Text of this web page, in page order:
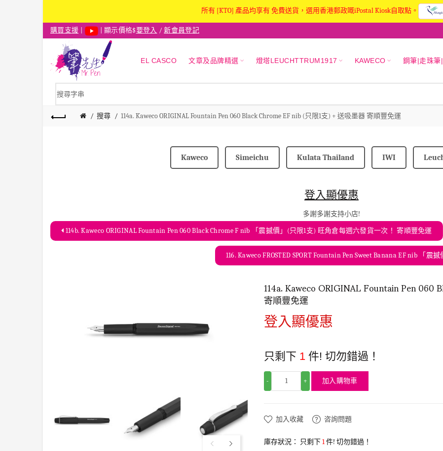
所有 [KTO] 產品均享有 免費送貨，選用香港郵政嘅iPostal Kiosk自取點。
購買支援 | 顯示價格$要登入 /新會員登記
EL CASCO 文章及品牌精選 燈塔LEUCHTTRUM1917 KAWECO 鋼筆|走珠筆
搜尋 114a. Kaweco ORIGINAL Fountain Pen 060 Black Chrome EF nib (只限1支) + 送吸墨器 寄順豐免運
Kaweco Simeichu Kulata Thailand IWI
登入顯優惠
多謝多謝支持小店!
114b. Kaweco ORIGINAL Fountain Pen 060 Black Chrome F nib 「震撼價」(只限1支) 旺角倉每週六發貨一次！ 寄順豐免運
116. Kaweco FROSTED SPORT Fountain Pen Sweet Banana EF nib 「
114a. Kaweco ORIGINAL Fountain Pen
寄順豐免運
登入顯優惠
只剩下 1 件! 切勿錯過！
- + 加入購物車
加入收藏 咨詢問題
庫存狀況： 只剩下1件! 切勿錯過！